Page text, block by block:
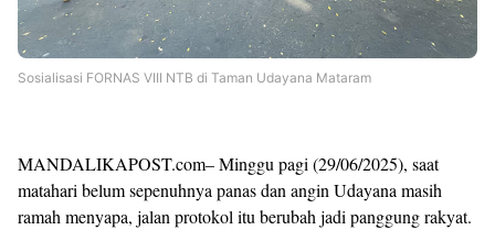
Sosialisasi FORNAS VIII NTB di Taman Udayana Mataram
MANDALIKAPOST.com– Minggu pagi (29/06/2025), saat
matahari belum sepenuhnya panas dan angin Udayana masih
ramah menyapa, jalan protokol itu berubah jadi panggung rakyat.